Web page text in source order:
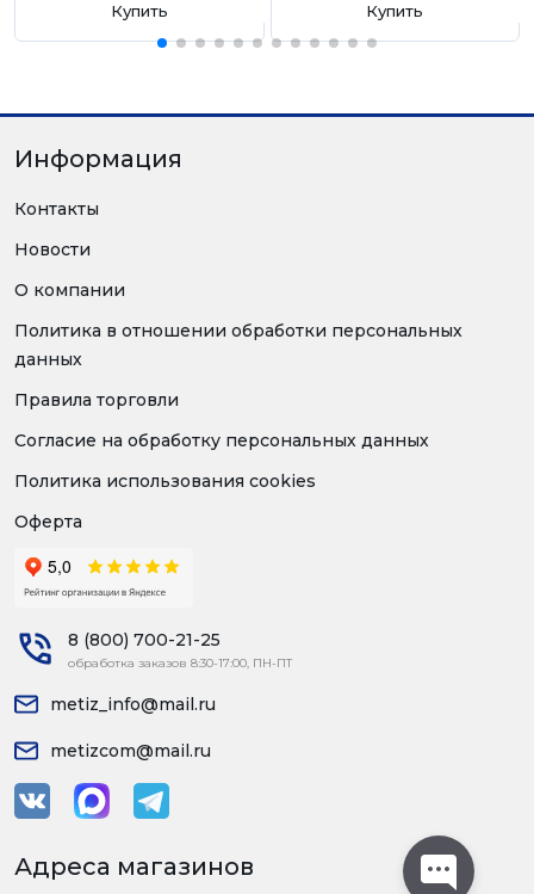
Купить Купить
Информация
Контакты
Новости
О компании
Политика в отношении обработки персональных
данных
Правила торговли
Согласие на обработку персональных данных
Политика использования cookies
Оферта
8 (800) 700-21-25
обработка заказов 8:30-17:00, ПН-ПТ
metiz_info@mail.ru
metizcom@mail.ru
Адреса магазинов